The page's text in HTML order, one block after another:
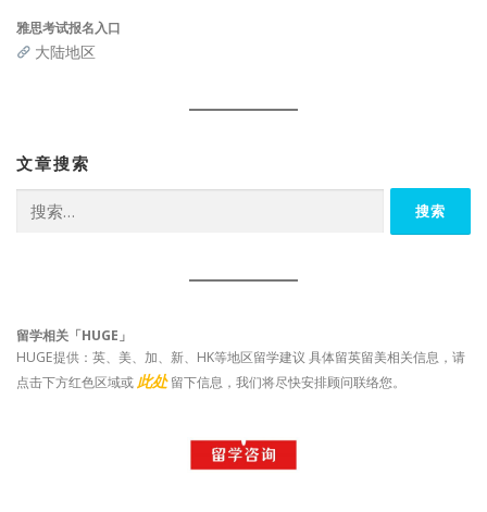
雅思考试报名入口
大陆地区
文章搜索
索：
留学相关「HUGE」
HUGE提供：英、美、加、新、HK等地区留学建议 具体留英留美相关信息，请
点击下方红色区域或此处 留下信息，我们将尽快安排顾问联络您。